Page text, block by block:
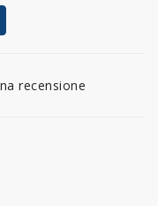
recensione